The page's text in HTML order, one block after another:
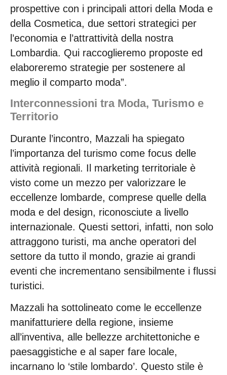
prospettive con i principali attori della Moda e
della Cosmetica, due settori strategici per
l’economia e l’attrattività della nostra
Lombardia. Qui raccoglieremo proposte ed
elaboreremo strategie per sostenere al
meglio il comparto moda”.
Interconnessioni tra Moda, Turismo e
Territorio
Durante l’incontro, Mazzali ha spiegato
l’importanza del turismo come focus delle
attività regionali. Il marketing territoriale è
visto come un mezzo per valorizzare le
eccellenze lombarde, comprese quelle della
moda e del design, riconosciute a livello
internazionale. Questi settori, infatti, non solo
attraggono turisti, ma anche operatori del
settore da tutto il mondo, grazie ai grandi
eventi che incrementano sensibilmente i flussi
turistici.
Mazzali ha sottolineato come le eccellenze
manifatturiere della regione, insieme
all’inventiva, alle bellezze architettoniche e
paesaggistiche e al saper fare locale,
incarnano lo ‘stile lombardo’. Questo stile è